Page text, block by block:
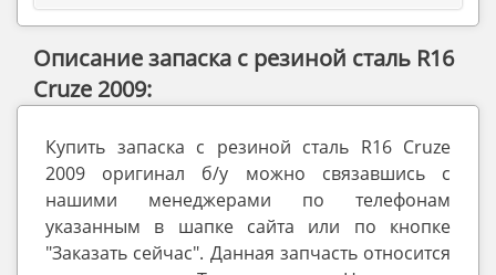
Описание запаска с резиной сталь R16
Cruze 2009:
Купить запаска с резиной сталь R16 Cruze
2009 оригинал б/у можно связавшись с
нашими менеджерами по телефонам
указанным в шапке сайта или по кнопке
"Заказать сейчас". Данная запчасть относится